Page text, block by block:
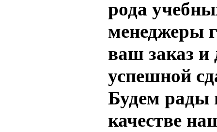
рода
менеджеры
ваш заказ и
успешной
Будем рады
качестве